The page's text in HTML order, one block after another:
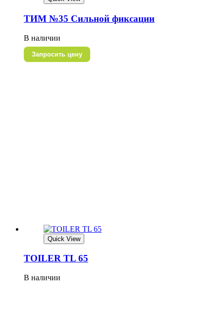
ТИМ №35 Сильной фиксации
В наличии
Запросить цену
Quick View
TOILER TL 65
В наличии